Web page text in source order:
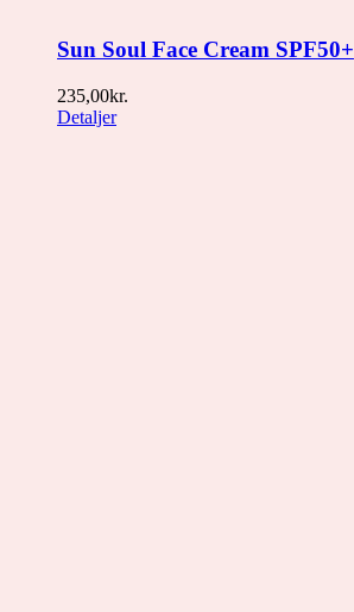
Sun Soul Face Cream SPF50+
235,00kr.
Detaljer